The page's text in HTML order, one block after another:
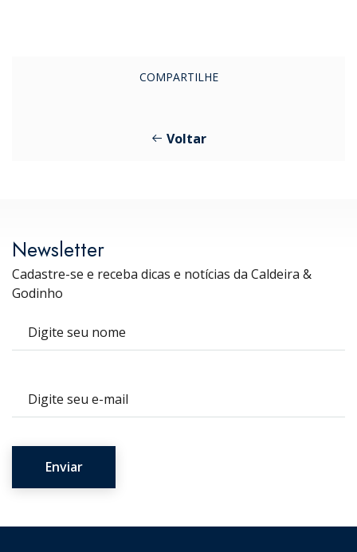
COMPARTILHE
Voltar
Newsletter
Cadastre-se e receba dicas e notícias da Caldeira &
Godinho